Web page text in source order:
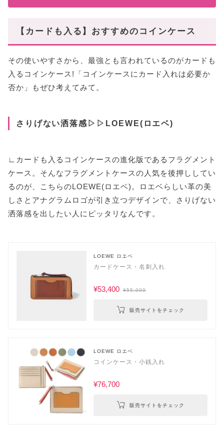
【カードも入る】おすすめのコインケース
その使いやすさから、最強とも言われているのがカードも
入るコインケース!「コインケースにカード入れは必要か
否か」もぜひ考えてみて。
さりげない洒落感▷▷LOEWE(ロエベ)
∟カードも入るコインケースの進化版であるフラグメント
ケース。そんなフラグメントケースの人気を後押ししてい
るのが、こちらのLOEWE(ロエベ)。ロエベらしい革の美
しさとアナグラムロゴが引き立つデザインで、さりげない
洒落感を出したい人にピッタリなんです。
LOEWE ロエベ
カードケース・名刺入れ
¥53,400 ¥55,000
販売サイトをチェック
LOEWE ロエベ
コインケース・小銭入れ
¥76,700
販売サイトをチェック